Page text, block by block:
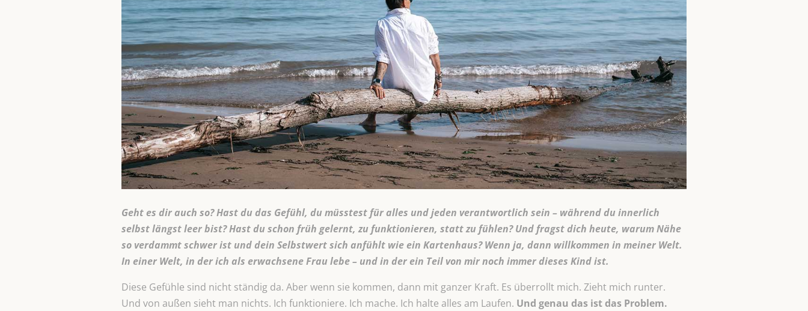
Geht es dir auch so? Hast du das Gefühl, du müsstest für alles und jeden verantwortlich sein – während du innerlich
selbst längst leer bist? Hast du schon früh gelernt, zu funktionieren, statt zu fühlen? Und fragst dich heute, warum Nähe
so verdammt schwer ist und dein Selbstwert sich anfühlt wie ein Kartenhaus? Wenn ja, dann willkommen in meiner Welt.
In einer Welt, in der ich als erwachsene Frau lebe – und in der ein Teil von mir noch immer dieses Kind ist.
Diese Gefühle sind nicht ständig da. Aber wenn sie kommen, dann mit ganzer Kraft. Es überrollt mich. Zieht mich runter.
Und von außen sieht man nichts. Ich funktioniere. Ich mache. Ich halte alles am Laufen. Und genau das ist das Problem.